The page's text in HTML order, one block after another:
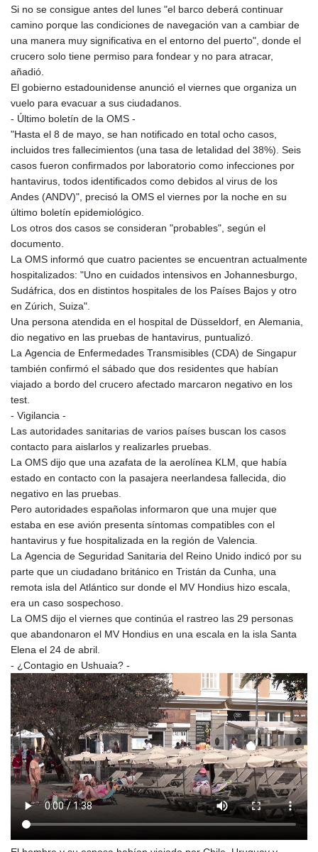
Si no se consigue antes del lunes "el barco deberá continuar
camino porque las condiciones de navegación van a cambiar de
una manera muy significativa en el entorno del puerto", donde el
crucero solo tiene permiso para fondear y no para atracar,
añadió.
El gobierno estadounidense anunció el viernes que organiza un
vuelo para evacuar a sus ciudadanos.
- Último boletín de la OMS -
"Hasta el 8 de mayo, se han notificado en total ocho casos,
incluidos tres fallecimientos (una tasa de letalidad del 38%). Seis
casos fueron confirmados por laboratorio como infecciones por
hantavirus, todos identificados como debidos al virus de los
Andes (ANDV)", precisó la OMS el viernes por la noche en su
último boletín epidemiológico.
Los otros dos casos se consideran "probables", según el
documento.
La OMS informó que cuatro pacientes se encuentran actualmente
hospitalizados: "Uno en cuidados intensivos en Johannesburgo,
Sudáfrica, dos en distintos hospitales de los Países Bajos y otro
en Zúrich, Suiza".
Una persona atendida en el hospital de Düsseldorf, en Alemania,
dio negativo en las pruebas de hantavirus, puntualizó.
La Agencia de Enfermedades Transmisibles (CDA) de Singapur
también confirmó el sábado que dos residentes que habían
viajado a bordo del crucero afectado marcaron negativo en los
test.
- Vigilancia -
Las autoridades sanitarias de varios países buscan los casos
contacto para aislarlos y realizarles pruebas.
La OMS dijo que una azafata de la aerolínea KLM, que había
estado en contacto con la pasajera neerlandesa fallecida, dio
negativo en las pruebas.
Pero autoridades españolas informaron que una mujer que
estaba en ese avión presenta síntomas compatibles con el
hantavirus y fue hospitalizada en la región de Valencia.
La Agencia de Seguridad Sanitaria del Reino Unido indicó por su
parte que un ciudadano británico en Tristán da Cunha, una
remota isla del Atlántico sur donde el MV Hondius hizo escala,
era un caso sospechoso.
La OMS dijo el viernes que continúa el rastreo las 29 personas
que abandonaron el MV Hondius en una escala en la isla Santa
Elena el 24 de abril.
- ¿Contagio en Ushuaia? -